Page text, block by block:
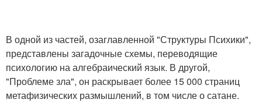
В одной из частей, озаглавленной "Структуры Психики",
представлены загадочные схемы, переводящие
психологию на алгебраический язык. В другой,
"Проблеме зла", он раскрывает более 15 000 страниц
метафизических размышлений, в том числе о сатане.